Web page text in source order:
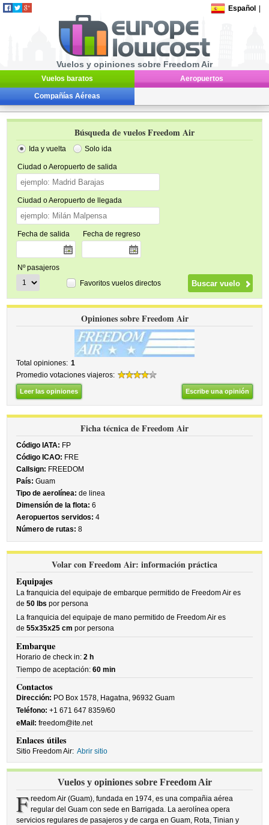
Español
Vuelos y opiniones sobre Freedom Air
Vuelos baratos Aeropuertos
Compañías Aéreas
Búsqueda de vuelos Freedom Air
Ida y vuelta Solo ida
Ciudad o Aeropuerto de salida
Ciudad o Aeropuerto de llegada
Fecha de salida Fecha de regreso
Nº pasajeros
Favoritos vuelos directos
Opiniones sobre Freedom Air
Total opiniones: 1
Promedio votaciones viajeros:
Leer las opiniones Escribe una opinión
Ficha técnica de Freedom Air
Código IATA: FP
Código ICAO: FRE
Callsign: FREEDOM
País: Guam
Tipo de aerolínea: de linea
Dimensión de la flota: 6
Aeropuertos servidos: 4
Número de rutas: 8
Volar con Freedom Air: información práctica
Equipajes
La franquicia del equipaje de embarque permitido de Freedom Air es
de50 lbs por persona
La franquicia del equipaje de mano permitido de Freedom Air es
de55x35x25 cm por persona
Embarque
Horario de check in:2 h
Tiempo de aceptación:60 min
Contactos
Dirección: PO Box 1578, Hagatna, 96932 Guam
Teléfono: +1 671 647 8359/60
eMail: freedom@ite.net
Enlaces útiles
Sitio Freedom Air: Abrir sitio
Vuelos y opiniones sobre Freedom Air
F reedom Air (Guam), fundada en 1974, es una compañia aérea
regular del Guam con sede en Barrigada. La aerolínea opera
servicios regulares de pasajeros y de carga en Guam, Rota, Tinian y